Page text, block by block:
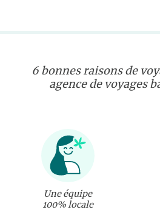
6 bonnes raisons de
agence de voyages
Une équipe
100% locale